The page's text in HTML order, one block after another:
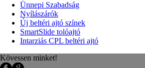
Ünnepi Szabadság
Nyílászárók
Új beltéri ajtó színek
SmartSlide tolóajtó
Intarziás CPL beltéri ajtó
Kövessen minket!